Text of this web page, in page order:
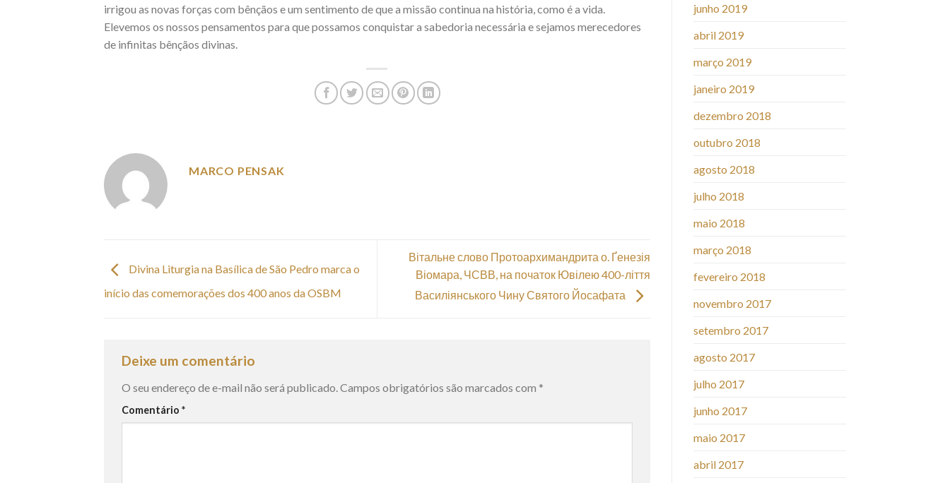
irrigou as novas forças com bênçãos e um sentimento de que a missão continua na história, como é a vida.
Elevemos os nossos pensamentos para que possamos conquistar a sabedoria necessária e sejamos merecedores
de infinitas bênçãos divinas.
MARCO PENSAK
Divina Liturgia na Basílica de São Pedro marca o
início das comemorações dos 400 anos da OSBM
Вітальне слово Протоархимандрита о. Ґенезія
Віомара, ЧСВВ, на початок Ювілею 400-ліття
Василіянського Чину Святого Йосафата
Deixe um comentário
O seu endereço de e-mail não será publicado.Campos obrigatórios são marcados com *
Comentário *
junho 2019
abril 2019
março 2019
janeiro 2019
dezembro 2018
outubro 2018
agosto 2018
julho 2018
maio 2018
março 2018
fevereiro 2018
novembro 2017
setembro 2017
agosto 2017
julho 2017
junho 2017
maio 2017
abril 2017